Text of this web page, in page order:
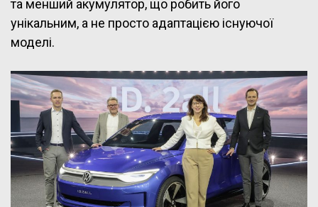
та менший акумулятор, що робить його
унікальним, а не просто адаптацією існуючої
моделі.